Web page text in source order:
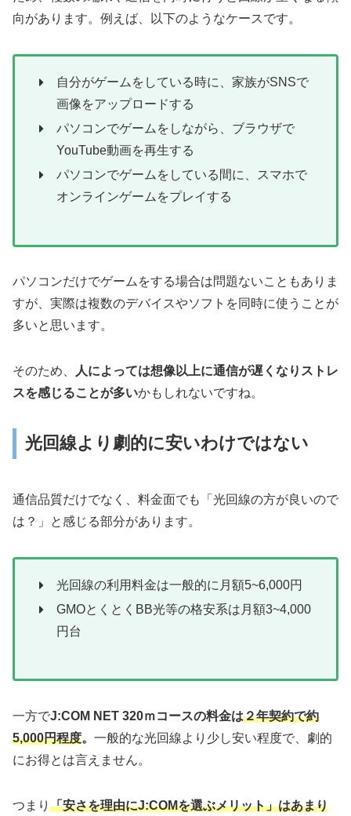
向があります。例えば、以下のようなケースです。
自分がゲームをしている時に、家族がSNSで
画像をアップロードする
パソコンでゲームをしながら、ブラウザで
YouTube動画を再生する
パソコンでゲームをしている間に、スマホで
オンラインゲームをプレイする
パソコンだけでゲームをする場合は問題ないこともありま
すが、実際は複数のデバイスやソフトを同時に使うことが
多いと思います。
そのため、
人によっては想像以上に通信が遅くなりストレ
スを感じることが多いかもしれないですね。
光回線より劇的に安いわけではない
通信品質だけでなく、料金面でも「光回線の方が良いので
は？」と感じる部分があります。
光回線の利用料金は一般的に月額5~6,000円
GMOとくとくBB光等の格安系は月額3~4,000
円台
一方でJ:COM NET 320ｍコースの料金は２年契約で約
5,000円程度。 一般的な光回線より少し安い程度で、劇的
にお得とは言えません。
つまり 「安さを理由にJ:COMを選ぶメリット」はあまり